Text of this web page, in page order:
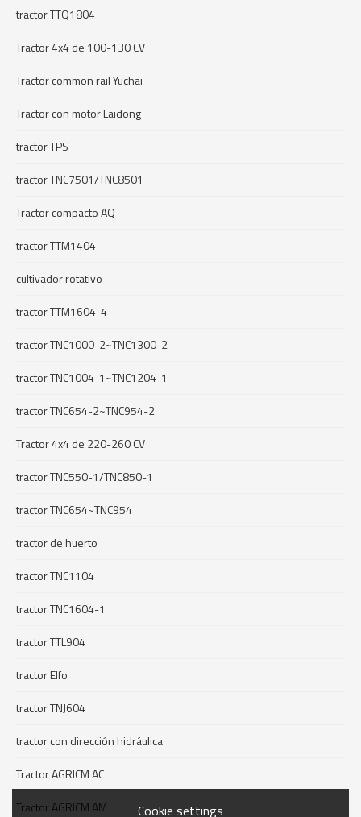
tractor TTQ1804
Tractor 4x4 de 100-130 CV
Tractor common rail Yuchai
Tractor con motor Laidong
tractor TPS
tractor TNC7501/TNC8501
Tractor compacto AQ
tractor TTM1404
cultivador rotativo
tractor TTM1604-4
tractor TNC1000-2~TNC1300-2
tractor TNC1004-1~TNC1204-1
tractor TNC654-2~TNC954-2
Tractor 4x4 de 220-260 CV
tractor TNC550-1/TNC850-1
tractor TNC654~TNC954
tractor de huerto
tractor TNC1104
tractor TNC1604-1
tractor TTL904
tractor Elfo
tractor TNJ604
tractor con dirección hidráulica
Tractor AGRICM AC
Tractor AGRICM AM
Cookie settings